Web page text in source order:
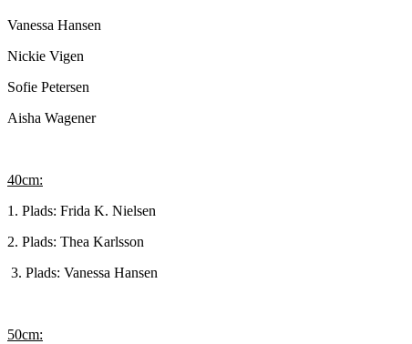
Vanessa Hansen
Nickie Vigen
Sofie Petersen
Aisha Wagener
40cm:
1. Plads: Frida K. Nielsen
2. Plads: Thea Karlsson
3. Plads: Vanessa Hansen
50cm: